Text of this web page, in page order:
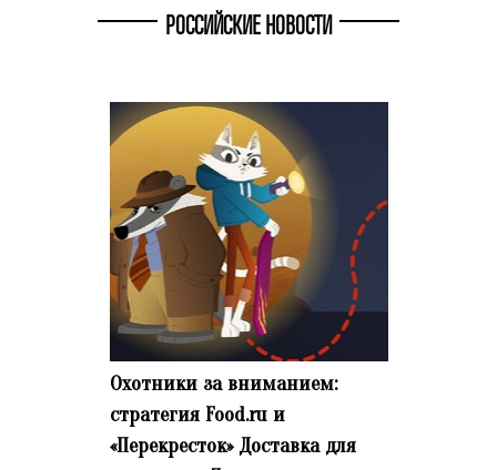
РОССИЙСКИЕ НОВОСТИ
Охотники за вниманием:
стратегия Food.ru и
«Перекресток» Доставка для